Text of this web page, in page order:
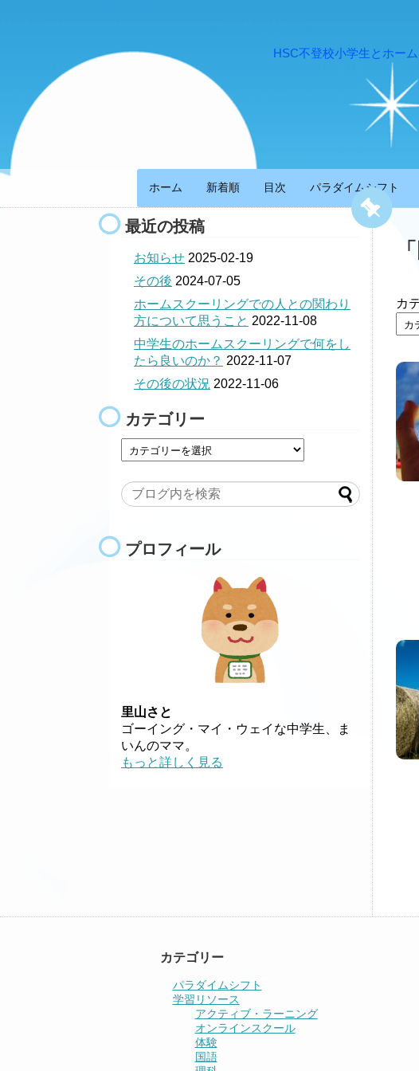
HSC不登校小学生とホー
ホーム 新着順 目次 パラダイムシフト
「
カ
最近の投稿
お知らせ 2025-02-19
その後 2024-07-05
ホームスクーリングでの人との関わり
方について思うこと 2022-11-08
中学生のホームスクーリングで何をし
たら良いのか？ 2022-11-07
その後の状況 2022-11-06
カテゴリー
プロフィール
里山さと
ゴーイング・マイ・ウェイな中学生、ま
いんのママ。
もっと詳しく見る
カテゴリー
パラダイムシフト
学習リソース
アクティブ・ラーニング
オンラインスクール
体験
国語